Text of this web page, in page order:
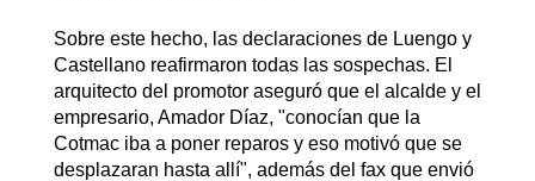
Sobre este hecho, las declaraciones de Luengo y
Castellano reafirmaron todas las sospechas. El
arquitecto del promotor aseguró que el alcalde y el
empresario, Amador Díaz, "conocían que la
Cotmac iba a poner reparos y eso motivó que se
desplazaran hasta allí", además del fax que envió